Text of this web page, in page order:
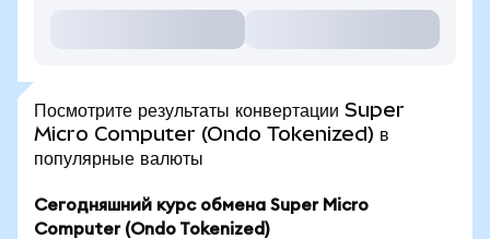
Посмотрите результаты конвертации Super
Micro Computer (Ondo Tokenized) в
популярные валюты
Сегодняшний курс обмена Super Micro
Computer (Ondo Tokenized)